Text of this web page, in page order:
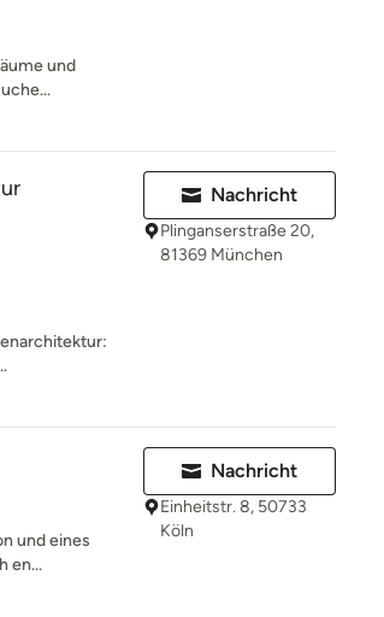
und
Nachricht
Plinganserstraße 20,
81369 München
und eines
en...
Nachricht
Einheitstr. 8, 50733
Köln